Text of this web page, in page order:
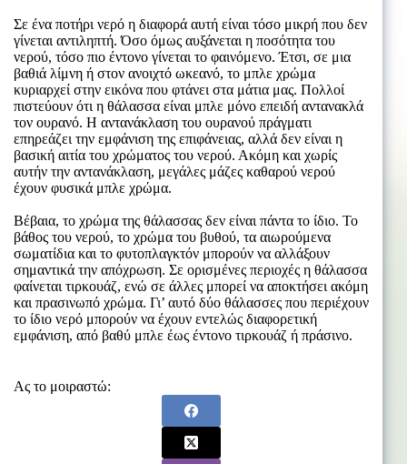
Σε ένα ποτήρι νερό η διαφορά αυτή είναι τόσο μικρή που δεν
γίνεται αντιληπτή. Όσο όμως αυξάνεται η ποσότητα του
νερού, τόσο πιο έντονο γίνεται το φαινόμενο. Έτσι, σε μια
βαθιά λίμνη ή στον ανοιχτό ωκεανό, το μπλε χρώμα
κυριαρχεί στην εικόνα που φτάνει στα μάτια μας. Πολλοί
πιστεύουν ότι η θάλασσα είναι μπλε μόνο επειδή αντανακλά
τον ουρανό. Η αντανάκλαση του ουρανού πράγματι
επηρεάζει την εμφάνιση της επιφάνειας, αλλά δεν είναι η
βασική αιτία του χρώματος του νερού. Ακόμη και χωρίς
αυτήν την αντανάκλαση, μεγάλες μάζες καθαρού νερού
έχουν φυσικά μπλε χρώμα.
Βέβαια, το χρώμα της θάλασσας δεν είναι πάντα το ίδιο. Το
βάθος του νερού, το χρώμα του βυθού, τα αιωρούμενα
σωματίδια και το φυτοπλαγκτόν μπορούν να αλλάξουν
σημαντικά την απόχρωση. Σε ορισμένες περιοχές η θάλασσα
φαίνεται τιρκουάζ, ενώ σε άλλες μπορεί να αποκτήσει ακόμη
και πρασινωπό χρώμα. Γι’ αυτό δύο θάλασσες που περιέχουν
το ίδιο νερό μπορούν να έχουν εντελώς διαφορετική
εμφάνιση, από βαθύ μπλε έως έντονο τιρκουάζ ή πράσινο.
Ας το μοιραστώ: